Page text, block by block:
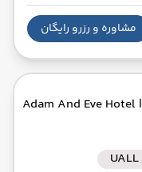
مشاوره و رزرو رایگان
| Adam And Eve Hotel
UALL